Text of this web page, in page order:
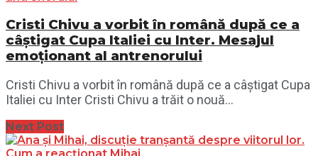
Cristi Chivu a vorbit în română după ce a
câștigat Cupa Italiei cu Inter. Mesajul
emoționant al antrenorului
Cristi Chivu a vorbit în română după ce a câștigat Cupa
Italiei cu Inter Cristi Chivu a trăit o nouă...
Next Post